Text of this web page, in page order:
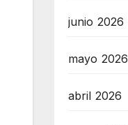
junio 2026
mayo 2026
abril 2026